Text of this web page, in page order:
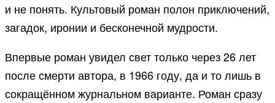
и не понять. Культовый роман полон приключений,
загадок, иронии и бесконечной мудрости.
Впервые роман увидел свет только через 26 лет
после смерти автора, в 1966 году, да и то лишь в
сокращённом журнальном варианте. Роман сразу